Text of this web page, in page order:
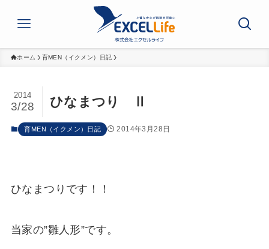
ホーム 育MEN（イクメン）日記
ひなまつり Ⅱ
2014
3/28
育MEN（イクメン）日記 2014年3月28日
ひなまつりです！！
当家の”雛人形”です。